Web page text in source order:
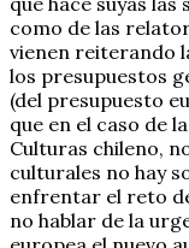
como de las
vienen reiterando
los presupuestos
(del presupuesto
que en el caso de
Culturas chileno,
culturales no hay
enfrentar el reto
no hablar de la